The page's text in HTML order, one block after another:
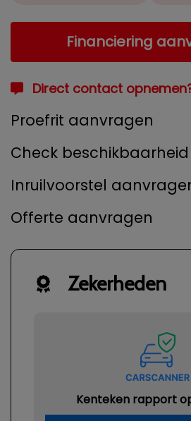
Financiering
Direct contact
Proefrit aanvragen
Check beschikbaarheid
Inruilvoorstel
Offerte aanvragen
Zekerheden
Kenteken rapport